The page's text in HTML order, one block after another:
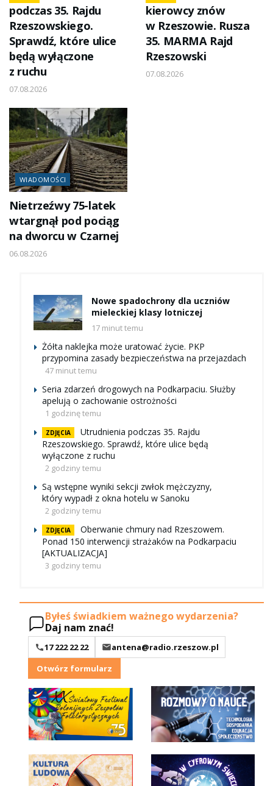
podczas 35. Rajdu
Rzeszowskiego.
Sprawdź, które ulice
będą wyłączone
z ruchu
07.08.2026
kierowcy znów
w Rzeszowie. Rusza
35. MARMA Rajd
Rzeszowski
07.08.2026
WIADOMOŚCI
Nietrzeźwy 75-latek
wtargnął pod pociąg
na dworcu w Czarnej
06.08.2026
Nowe spadochrony dla uczniów
mieleckiej klasy lotniczej
17 minut temu
Żółta naklejka może uratować życie. PKP
przypomina zasady bezpieczeństwa na przejazdach
47 minut temu
Seria zdarzeń drogowych na Podkarpaciu. Służby
apelują o zachowanie ostrożności
1 godzinę temu
ZDJĘCIA
Utrudnienia podczas 35. Rajdu
Rzeszowskiego. Sprawdź, które ulice będą
wyłączone z ruchu
2 godziny temu
Są wstępne wyniki sekcji zwłok mężczyzny,
który wypadł z okna hotelu w Sanoku
2 godziny temu
ZDJĘCIA
Oberwanie chmury nad Rzeszowem.
Ponad 150 interwencji strażaków na Podkarpaciu
[AKTUALIZACJA]
3 godziny temu
Byłeś świadkiem ważnego wydarzenia?
Daj nam znać!
17 222 22 22
antena@radio.rzeszow.pl
Otwórz formularz